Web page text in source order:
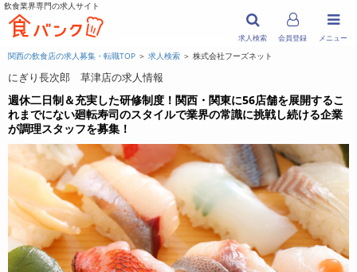
飲食業界専門の求人サイト
メニュー
求人検索 会員登録
関西の飲食店の求人募集・転職TOP ＞ 求人検索 ＞ 株式会社フーズネット
にぎり長次郎 草津店の求人情報
週休二日制＆充実した研修制度！関西・関東に56店舗を展開するこ
れまでにない廻転寿司のスタイルで業界の常識に挑戦し続ける企業
が調理スタッフを募集！